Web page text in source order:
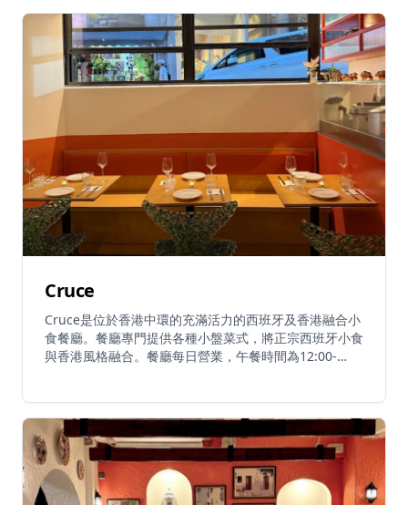
則提供中環最誘人的戶外用餐空間之一,非常適合黃昏時
段飲酒和悠閒的晚間聚會。營業時間為星期一至四中午
12時至午夜12時,星期五中午12時至凌晨1時,星期六下午
3時至凌晨1時,星期日休息。餐廳鼓勵輕鬆的用餐方式,客
人可以在工作日午餐時光顧、晚上來喝酒配小食,或在週
六晚上享受完整的用餐體驗。音樂、設計和美食在這裡同
樣重要,使 Migas 成為一個值得花時間停留的地方,而不
僅僅是用餐的場所。
Cruce
Cruce是位於香港中環的充滿活力的西班牙及香港融合小
食餐廳。餐廳專門提供各種小盤菜式，將正宗西班牙小食
與香港風格融合。餐廳每日營業，午餐時間為12:00-
牙精神帶到中環心臟地帶，提供融合西班牙和香港烹飪傳
統的美妙用餐體驗。